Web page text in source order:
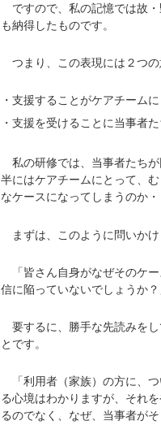
ですので、私の記憶では故
も納得したものです。
つまり、この表現には２つの
・支援することがケアチーム
・支援を受けることに当事者
私の研修では、当事者たち
半にはケアチームにとって、
なケースになってしまうのか
まずは、このように問いかけ
「皆さん自身がなぜそのケ
信に陥っていないでしょうか？
要するに、勝手な先読みを
とです。
「利用者（家族）の方に、
る心境はわかりますが、それ
るのでなく、なぜ、当事者が